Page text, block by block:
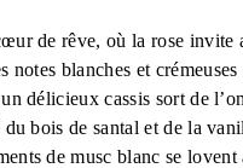
de rêve, où la rose invite
notes blanches et
délicieux cassis sort de
du bois de santal et de la
de musc blanc se